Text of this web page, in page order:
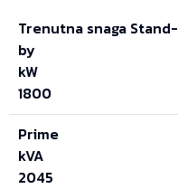
Trenutna snaga Stand-
by
kW
1800
Prime
kVA
2045